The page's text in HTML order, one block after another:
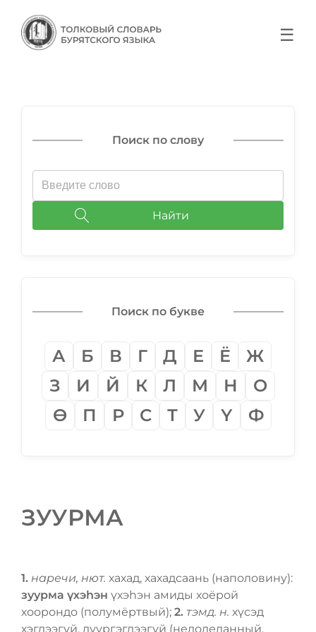
☰
Поиск по слову
Найти
Поиск по букве
А Б В Г Д Е Ё
Ж
З
И Й К Л М Н
О
Ѳ
П Р С Т У Ү Ф
ЗУУРМА
1. наречи, нют. хахад, хахадсаань (наполовину):
зуурма үхэһэн үхэһэн амиды хоёрой
хоорондо (полумёртвый); 2. тэмд. н. хүсэд
хэгдээгүй, дүүргэгдээгүй (недоделанный,